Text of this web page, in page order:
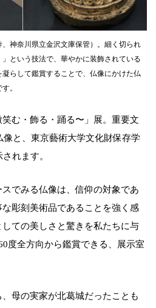
、神奈川県立金沢文庫保管）。細く切られ
という技法で、華やかに装飾されている
らして鑑賞することで、仏像にかけた仏
。
む・飾る・踊る〜」展。重要文
と、東京藝術大学文化財保存学
れます。
でみる仏像は、信仰の対象であ
彫刻美術品であることを強く感
ての美しさと驚きを私たちに与
度全方向から鑑賞できる、展示室
母の実家が北葛城だったことも